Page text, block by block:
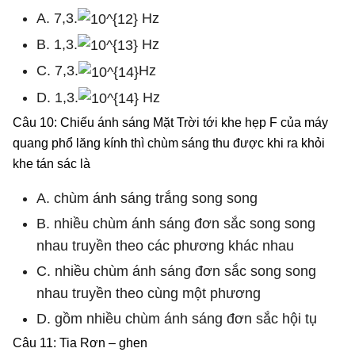
A. 7,3.
Hz
B. 1,3.
Hz
C. 7,3.
Hz
D. 1,3.
Hz
Câu 10: Chiếu ánh sáng Mặt Trời tới khe hẹp F của máy
quang phổ lăng kính thì chùm sáng thu được khi ra khỏi
khe tán sác là
A. chùm ánh sáng trắng song song
B. nhiều chùm ánh sáng đơn sắc song song
nhau truyền theo các phương khác nhau
C. nhiều chùm ánh sáng đơn sắc song song
nhau truyền theo cùng một phương
D. gồm nhiều chùm ánh sáng đơn sắc hội tụ
Câu 11: Tia Rơn – ghen